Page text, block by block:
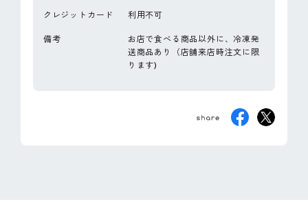
クレジットカード 利用不可
備考
お店で食べる商品以外に、冷凍発
送商品あり（店舗来店時注文に限
ります)